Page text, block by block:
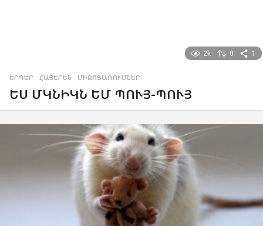
2k 0 1
ԵՐԳԵՐ ,ՀԱՅԵՐԵՆ ,ՄԻՋՈՑԱՌՈՒՄՆԵՐ
ԵՍ ՄԿՆԻԿՆ ԵՄ ՊՈՒՅ-ՊՈՒՅ